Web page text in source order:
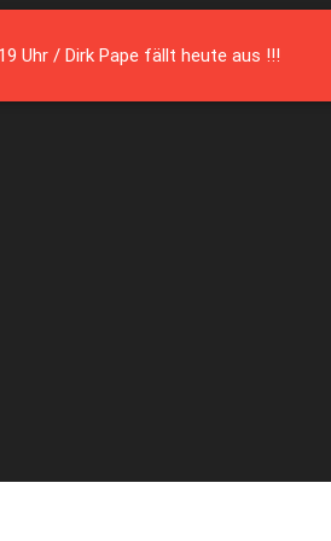
Uhr / Dirk Pape fällt heute aus !!!
Münster e. V.